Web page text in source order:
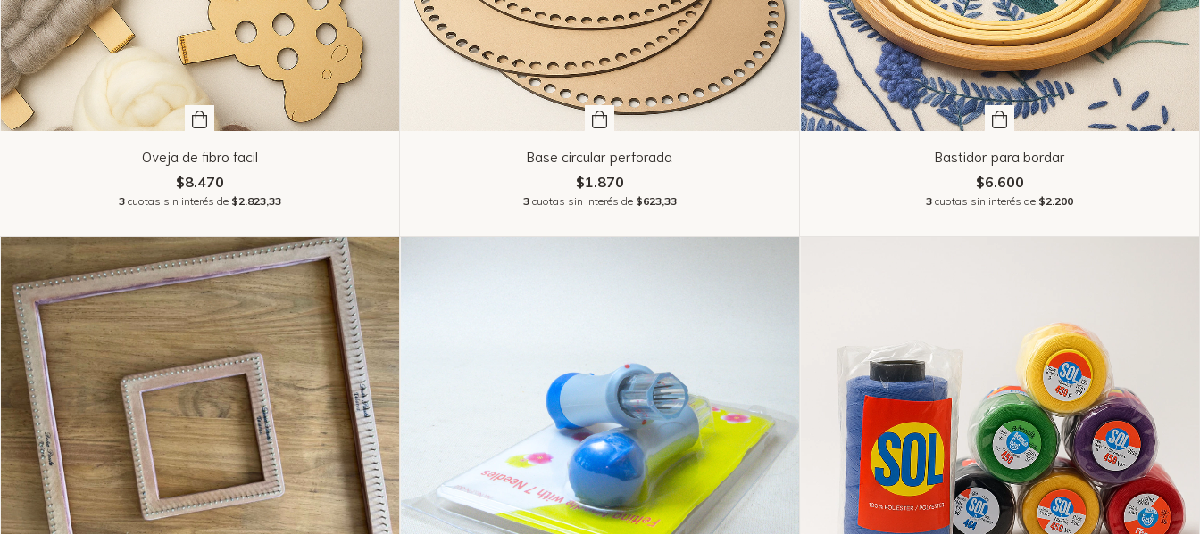
Oveja de fibro facil
$8.470
3 cuotas sin interés de $2.823,33
Base circular perforada
$1.870
3 cuotas sin interés de $623,33
Bastidor para bordar
$6.600
3 cuotas sin interés de $2.200